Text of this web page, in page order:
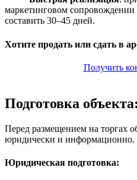
маркетинговом
составить 30–45 дней.
Хотите продать или сдать в
Получить
Подготовка
Перед размещением на торгах
юридически и информационно.
Юридическая подготовка: